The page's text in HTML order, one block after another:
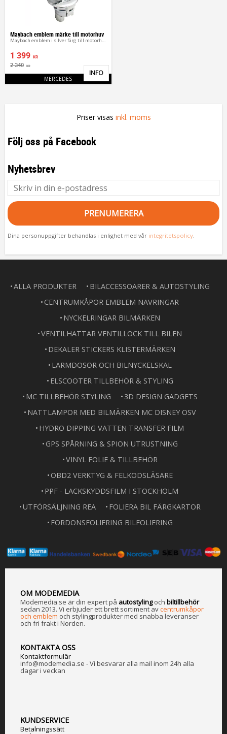
Maybach emblem märke till motorhuv
Maybach emblem i silver färg till motorhuv
1 399 KR
2 340 KR
MERCEDES Lägg till i favoriter
INFO
Priser visas inkl. moms
Följ oss på Facebook
Nyhetsbrev
PRENUMERERA
Dina personuppgifter behandlas i enlighet med vår integritetspolicy
ALLA PRODUKTER
BILACCESSOARER & AUTOSTYLING
CENTRUMKÅPOR EMBLEM NAVRINGAR
NYCKELRINGAR BILMÄRKEN
VENTILHATTAR VENTILLOCK TILL BILEN
DEKALER STICKERS KLISTERMÄRKEN
LARMDOSOR OCH BILNYCKELSKAL
ELSCOOTER TILLBEHÖR & STYLING
MC TILLBEHÖR STYLING
3D DESIGN GADGETS
NATTLAMPOR MED BILMÄRKEN MC DISNEY OSV
HYDRO DIPPING VATTEN TRANSFER FILM
GPS SPÅRNING & SPION UTRUSTNING
VINYL FOLIE & TILLBEHÖR
OBD2 VERKTYG & FELKODSLÄSARE
PPF - LACKSKYDDSFILM I STOCKHOLM
UTFÖRSÄLJNING REA
FOLIERA BIL FÄRGKARTOR
FORDONSFOLIERING BILFOLIERING
OM MODEMEDIA
Modemedia.se är din expert på autostylingoch biltillbehör
sedan 2013. Vi erbjuder ett brett sortiment avcentrumkåpor
och emblem och stylingprodukter med snabba leveranser
och fri frakt i Norden.
KONTAKTA OSS
Kontaktformulär
info@modemedia.se - Vi besvarar alla mail inom 24h alla
dagar i veckan
KUNDSERVICE
Betalningssätt